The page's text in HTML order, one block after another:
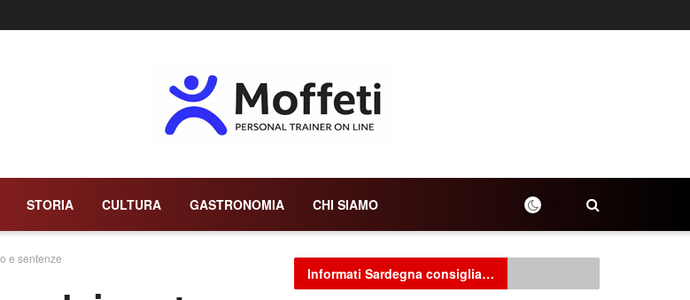
STORIA CULTURA GASTRONOMIA CHI SIAMO
e sentenze
Informati Sardegna consiglia…